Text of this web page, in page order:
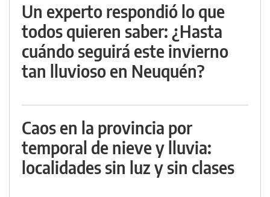
Un experto respondió lo que
todos quieren saber: ¿Hasta
cuándo seguirá este invierno
tan lluvioso en Neuquén?
Caos en la provincia por
temporal de nieve y lluvia:
localidades sin luz y sin clases